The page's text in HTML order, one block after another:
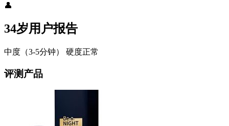
👤
34岁用户报告
中度（3-5分钟） 硬度正常
评测产品